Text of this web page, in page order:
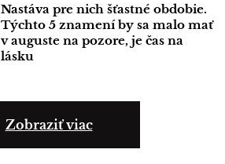
Nastáva pre nich šťastné obdobie.
Týchto 5 znamení by sa malo mať
v auguste na pozore, je čas na
lásku
Zobraziť viac